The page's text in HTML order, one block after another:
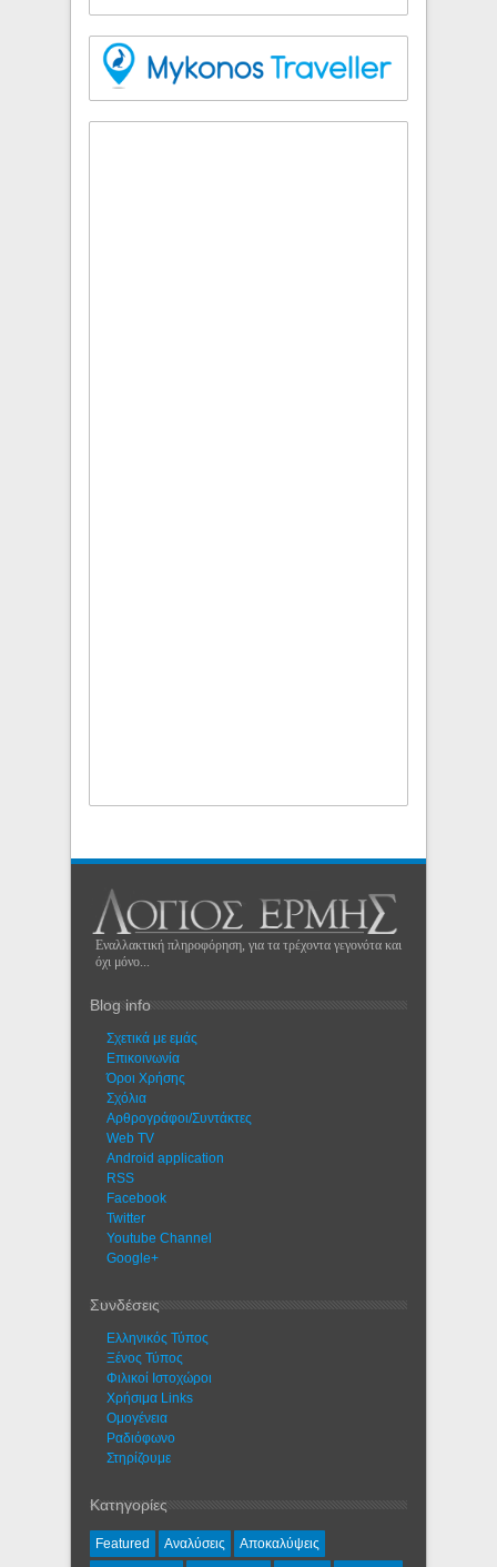
Εναλλακτική πληροφόρηση, για τα τρέχοντα γεγονότα και
όχι μόνο...
Blog info
Σχετικά με εμάς
Eπικοινωνία
Όροι Χρήσης
Σχόλια
Αρθρογράφοι/Συντάκτες
Web TV
Android application
RSS
Facebook
Twitter
Youtube Channel
Google+
Συνδέσεις
Ελληνικός Τύπος
Ξένος Τύπος
Φιλικοί Ιστοχώροι
Χρήσιμα Links
Ομογένεια
Ραδιόφωνο
Στηρίζουμε
Κατηγορίες
Featured Αναλύσεις
Αποκαλύψεις